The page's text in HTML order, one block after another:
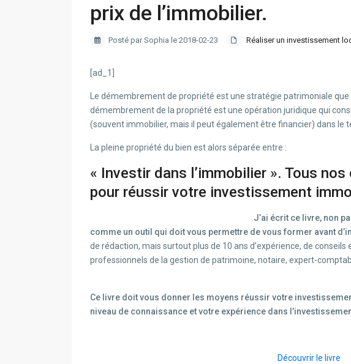
prix de l’immobilier.
Posté par Sophia le 2018-02-23 Réaliser un investissement
[ad_1]
Le démembrement de propriété est une stratégie patrimoniale
démembrement de la propriété est une opération juridique qui
(souvent immobilier, mais il peut également être financier) dans le
La pleine propriété du bien est alors séparée entre :
« Investir dans l’immobilier ». Tous
pour réussir votre investissement
J’ai écrit ce livre, non
comme un outil qui doit vous permettre de vous former avant
de rédaction, mais surtout plus de 10 ans d’expérience, de
professionnels de la gestion de patrimoine, notaire, expert-
Ce livre doit vous donner les moyens réussir votre
niveau de connaissance et votre expérience dans
Découvrir le livre